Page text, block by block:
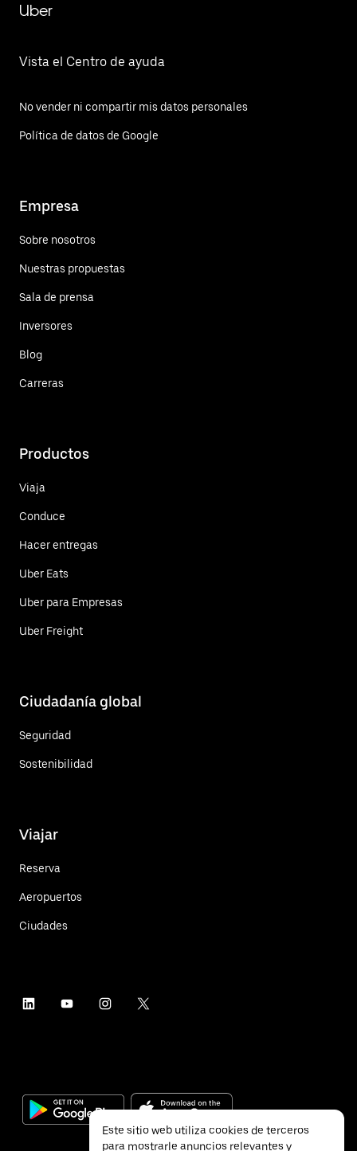
Uber
Vista el Centro de ayuda
No vender ni compartir mis datos personales
Política de datos de Google
Empresa
Sobre nosotros
Nuestras propuestas
Sala de prensa
Inversores
Blog
Carreras
Productos
Viaja
Conduce
Hacer entregas
Uber Eats
Uber para Empresas
Uber Freight
Ciudadanía global
Seguridad
Sostenibilidad
Viajar
Reserva
Aeropuertos
Ciudades
Este sitio web utiliza cookies de terceros
para mostrarle anuncios relevantes y